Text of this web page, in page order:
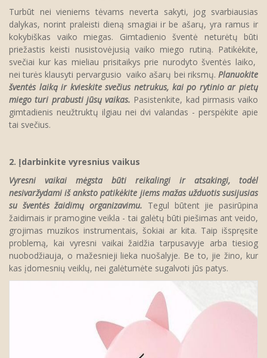
Turbūt nei vieniems tėvams neverta sakyti, jog svarbiausias
dalykas, norint praleisti dieną smagiai ir be ašarų, yra ramus ir
kokybiškas vaiko miegas. Gimtadienio šventė neturėtų būti
priežastis keisti nusistovėjusią vaiko miego rutiną. Patikėkite,
svečiai kur kas mieliau prisitaikys prie nurodyto šventės laiko,
nei turės klausyti pervargusio vaiko ašarų bei riksmų. Planuokite
šventės laiką ir kvieskite svečius netrukus, kai po rytinio ar pietų
miego turi prabusti jūsų vaikas. Pasistenkite, kad pirmasis vaiko
gimtadienis neužtruktų ilgiau nei dvi valandas - perspėkite apie
tai svečius.
2. Įdarbinkite vyresnius vaikus
Vyresni vaikai mėgsta būti reikalingi ir atsakingi, todėl
nesivaržydami iš anksto patikėkite jiems mažas užduotis susijusias
su šventės žaidimų organizavimu. Tegul būtent jie pasirūpina
žaidimais ir pramogine veikla - tai galėtų būti piešimas ant veido,
grojimas muzikos instrumentais, šokiai ar kita. Taip išspręsite
problemą, kai vyresni vaikai žaidžia tarpusavyje arba tiesiog
nuobodžiauja, o mažesnieji lieka nuošalyje. Be to, jie žino, kur
kas įdomesnių veiklų, nei galėtumėte sugalvoti jūs patys.